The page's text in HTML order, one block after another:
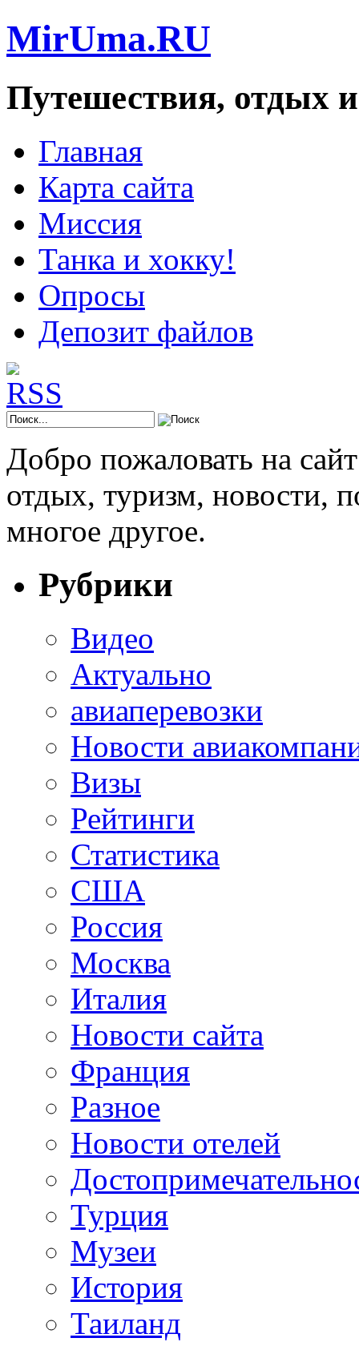
MirUma.RU
Путешествия, отдых
Главная
Карта сайта
Миссия
Танка и хокку!
Опросы
Депозит файлов
Добро пожаловать на
отдых, туризм, новости,
многое другое.
Рубрики
Видео
Актуально
авиаперевозки
Новости
Визы
Рейтинги
Статистика
США
Россия
Москва
Италия
Новости сайта
Франция
Разное
Новости отелей
Турция
Музеи
История
Таиланд